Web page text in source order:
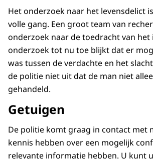
Het onderzoek naar het levensdelict
volle gang. Een groot team van
onderzoek naar de toedracht van
onderzoek tot nu toe blijkt dat er
was tussen de verdachte en het
de politie niet uit dat de man niet
gehandeld.
Getuigen
De politie komt graag in contact met
kennis hebben over een mogelijk
relevante informatie hebben. U kunt